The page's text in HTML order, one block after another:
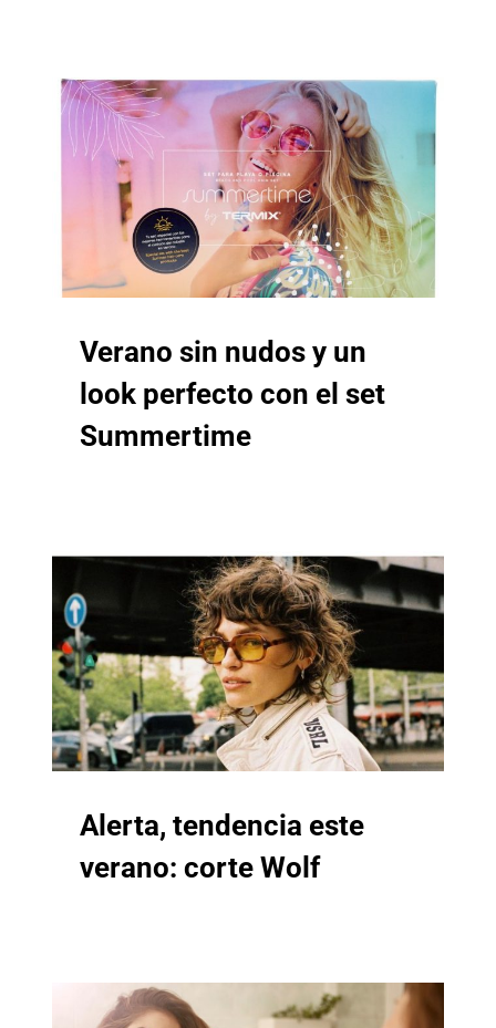
Verano sin nudos y un
look perfecto con el set
Summertime
Alerta, tendencia este
verano: corte Wolf